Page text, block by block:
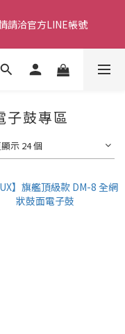
請洽官方LINE帳號
會員即可立馬享有300元
子鼓專區
示 24 個